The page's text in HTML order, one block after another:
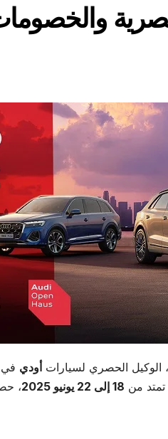
، الوكيل الحصري لسيارات أودي في
تمتد من 18 إلى 22 يونيو 2025 ،